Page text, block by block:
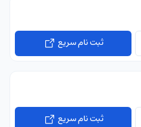
ثبت نام سریع
ثبت نام سریع